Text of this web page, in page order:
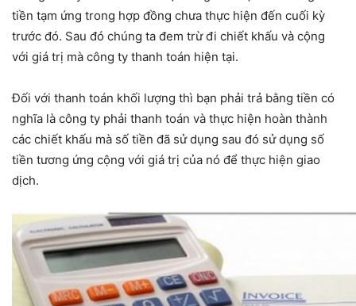
tiền tạm ứng trong hợp đồng chưa thực hiện đến cuối kỳ
trước đó. Sau đó chúng ta đem trừ đi chiết khấu và cộng
với giá trị mà công ty thanh toán hiện tại.
Đối với thanh toán khối lượng thì bạn phải trả bằng tiền có
nghĩa là công ty phải thanh toán và thực hiện hoàn thành
các chiết khấu mà số tiền đã sử dụng sau đó sử dụng số
tiền tương ứng cộng với giá trị của nó để thực hiện giao
dịch.